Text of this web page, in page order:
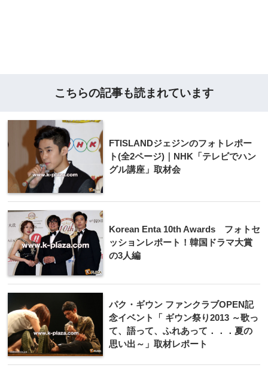
こちらの記事も読まれています
FTISLANDジェジンのフォトレポー
ト(全2ページ)｜NHK「テレビでハン
グル講座」取材会
Korean Enta 10th Awards フォトセ
ッションレポート！韓国ドラマ大賞
の3人編
パク・ギウン ファンクラブOPEN記
念イベント「 ギウン祭り2013 ～歌っ
て、語って、ふれあって．．．夏の
思い出～」取材レポート